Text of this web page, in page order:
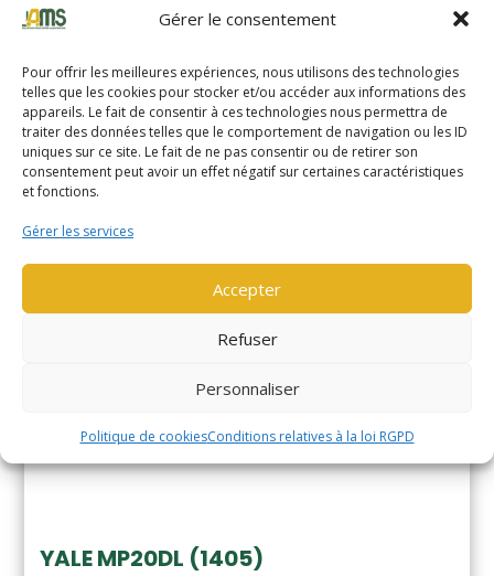
Gérer le consentement
Pour offrir les meilleures expériences, nous utilisons des technologies
telles que les cookies pour stocker et/ou accéder aux informations des
appareils. Le fait de consentir à ces technologies nous permettra de
traiter des données telles que le comportement de navigation ou les ID
uniques sur ce site. Le fait de ne pas consentir ou de retirer son
consentement peut avoir un effet négatif sur certaines caractéristiques
et fonctions.
Gérer les services
Accepter
Refuser
Personnaliser
Politique de cookiesConditions relatives à la loi RGPD
YALE MS14XIL (2510)
YALE MP20DL (1405)